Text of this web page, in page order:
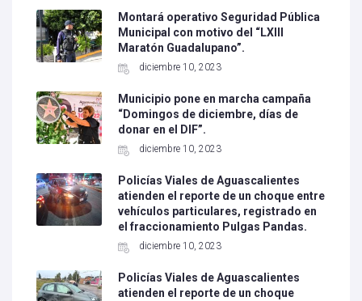
Montará operativo Seguridad Pública
Municipal con motivo del “LXIII
Maratón Guadalupano”.
diciembre 10, 2023
Municipio pone en marcha campaña
“Domingos de diciembre, días de
donar en el DIF”.
diciembre 10, 2023
Policías Viales de Aguascalientes
atienden el reporte de un choque entre
vehículos particulares, registrado en
el fraccionamiento Pulgas Pandas.
diciembre 10, 2023
Policías Viales de Aguascalientes
atienden el reporte de un choque